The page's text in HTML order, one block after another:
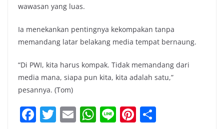
wawasan yang luas.
Ia menekankan pentingnya kekompakan tanpa
memandang latar belakang media tempat bernaung.
“Di PWI, kita harus kompak. Tidak memandang dari
media mana, siapa pun kita, kita adalah satu,”
pesannya. (Tom)
F T E W Li Pi